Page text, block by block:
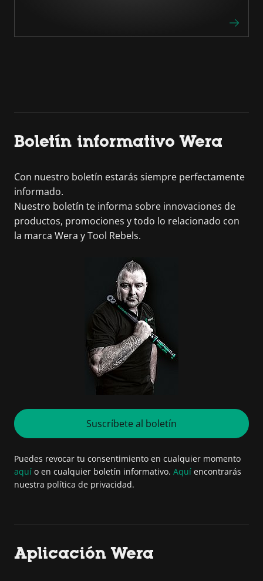
Boletín informativo Wera
Con nuestro boletín estarás siempre perfectamente
informado.
Nuestro boletín te informa sobre innovaciones de
productos, promociones y todo lo relacionado con
la marca Wera y Tool Rebels.
Suscríbete al boletín
Puedes revocar tu consentimiento en cualquier momento
aquí o en cualquier boletín informativo. Aquí encontrarás
nuestra política de privacidad.
Aplicación Wera